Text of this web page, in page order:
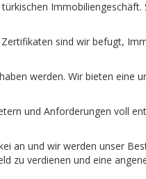
Immobiliengeschäft.
sind wir befugt,
werden. Wir bieten eine
und Anforderungen voll
an und wir werden unser
zu verdienen und eine